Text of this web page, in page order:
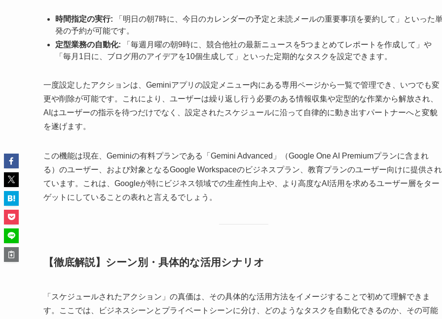
時間指定の実行: 「明日の朝7時に、今日のカレンダーの予定と未読メールの重要事項を要約して」といった
発の予約が可能です。
定型業務の自動化: 「毎週月曜の朝9時に、競合他社の最新ニュースを5つまとめてレポートを作成して」や
「毎月1日に、ブログ用のアイデアを10個生成して」といった定期的なタスクを設定できます。
一度設定したアクションは、Geminiアプリの設定メニュー内にある専用ページから一覧で管理でき、いつでも変
更や削除が可能です。これにより、ユーザーは繰り返し行う必要のある情報収集や定型的な作業から解放され、
AIはユーザーの指示を待つだけでなく、設定されたスケジュールに沿って自律的に動き出すパートナーへと変貌
を遂げます。
この機能は現在、Geminiの有料プランである「Gemini Advanced」（Google One AI Premiumプランに含まれ
る）のユーザー、および対象となるGoogle Workspaceのビジネスプラン、教育プランのユーザー向けに提供され
ています。これは、Googleが特にビジネス領域での生産性向上や、より高度なAI活用を求めるユーザー層をター
ゲットにしていることの表れと言えるでしょう。
【徹底解説】シーン別・具体的な活用シナリオ
「スケジュールされたアクション」の真価は、その具体的な活用方法をイメージすることで初めて理解できま
す。ここでは、ビジネスシーンとプライベートシーンに分け、どのようなタスクを自動化できるのか、その可能